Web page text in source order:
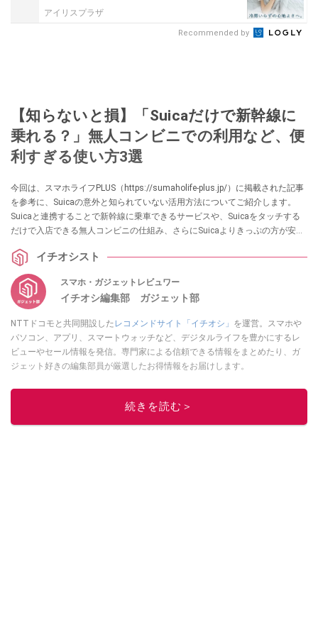
アイリスプラザ
Recommended by
【知らないと損】「Suicaだけで新幹線に
乗れる？」無人コンビニでの利用など、便
利すぎる使い方3選
今回は、スマホライフPLUS（https://sumaholife-plus.jp/）に掲載された記事
を参考に、Suicaの意外と知られていない活用方法についてご紹介します。
Suicaと連携することで新幹線に乗車できるサービスや、Suicaをタッチする
だけで入店できる無人コンビニの仕組み、さらにSuicaよりきっぷの方が安く
い物をより便利にするヒントが満載です。各項目の詳細はぜひ、スマホライ
フPLUSでご確認ください。
イチオシスト
スマホ・ガジェットレビュワー
イチオシ編集部 ガジェット部
NTTドコモと共同開設したレコメンドサイト「イチオシ」 を運営。スマホや
パソコン、アプリ、スマートウォッチなど、デジタルライフを豊かにするレ
ビューやセール情報を発信。専門家による信頼できる情報をまとめたり、ガ
ジェット好きの編集部員が厳選したお得情報をお届けします。
このイチオシストの他の記事を読む
続きを読む＞